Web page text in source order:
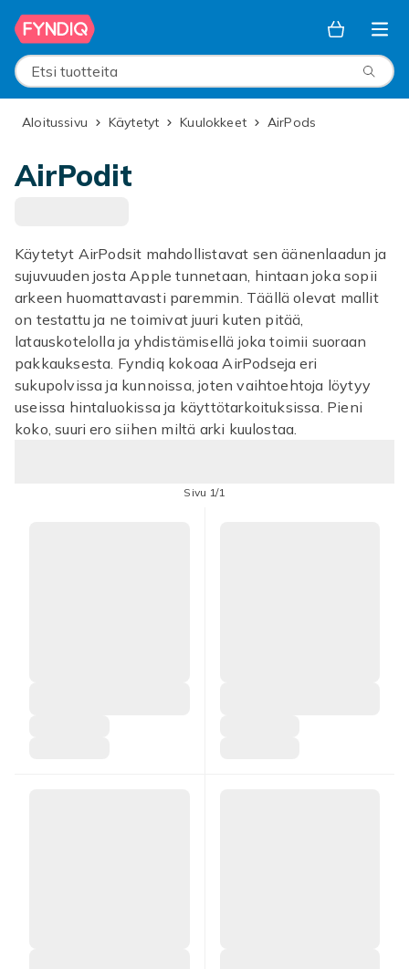
Ohita ja siirry pääsisältöön
Etsi tuotteita
Aloitussivu Käytetyt Kuulokkeet AirPods
AirPodit
Käytetyt AirPodsit mahdollistavat sen äänenlaadun ja
sujuvuuden josta Apple tunnetaan, hintaan joka sopii
arkeen huomattavasti paremmin. Täällä olevat mallit
on testattu ja ne toimivat juuri kuten pitää,
latauskotelolla ja yhdistämisellä joka toimii suoraan
pakkauksesta. Fyndiq kokoaa AirPodseja eri
sukupolvissa ja kunnoissa, joten vaihtoehtoja löytyy
useissa hintaluokissa ja käyttötarkoituksissa. Pieni
koko, suuri ero siihen miltä arki kuulostaa.
Sivu 1/1